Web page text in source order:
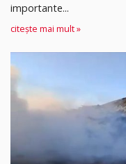
importante...
citește mai mult »